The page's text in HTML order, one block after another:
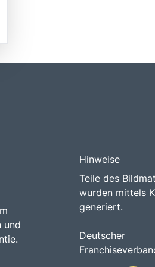
und
Hinweise
Teile des
wurden mittels
generiert.
Deutscher